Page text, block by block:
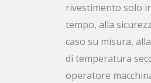
rivestimento solo
tempo, alla
caso su misura,
di temperatura
operatore